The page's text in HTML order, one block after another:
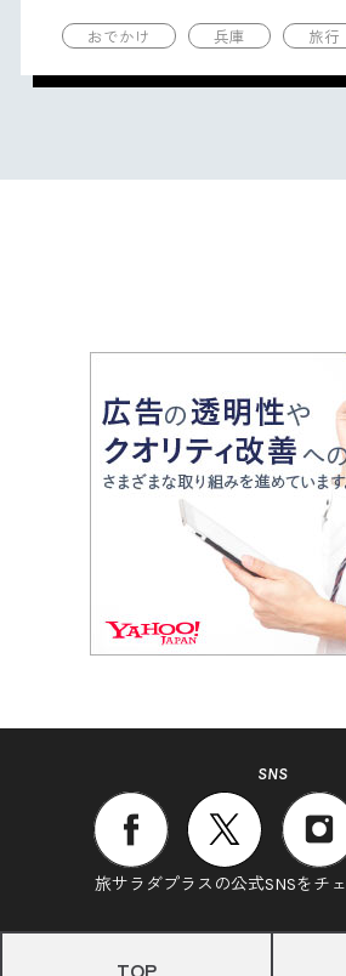
おでかけ 兵庫 旅行
SNS
旅サラダプラスの公式SNSをチ
TOP